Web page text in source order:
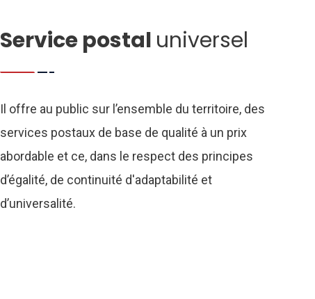
Service postal universel
Il offre au public sur l’ensemble du territoire, des
services postaux de base de qualité à un prix
abordable et ce, dans le respect des principes
d’égalité, de continuité d'adaptabilité et
d’universalité.